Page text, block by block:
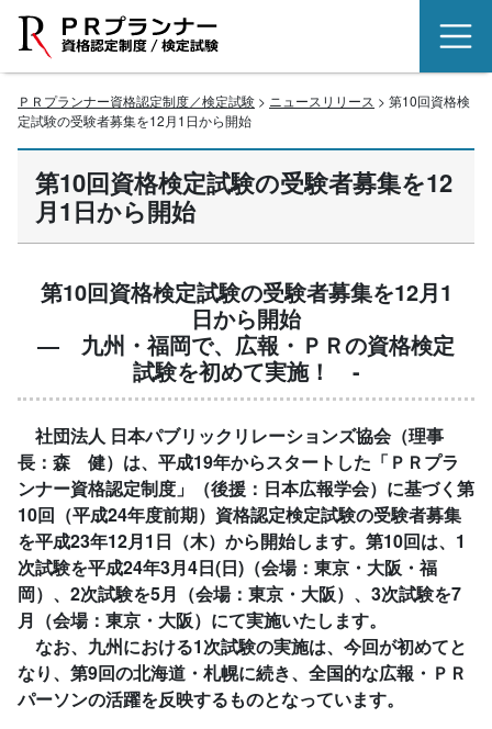
ＰＲプランナー資格認定制度／検定試験 > ニュースリリース > 第10回資格検
定試験の受験者募集を12月1日から開始
第10回資格検定試験の受験者募集を12
月1日から開始
第10回資格検定試験の受験者募集を12月1
日から開始
― 九州・福岡で、広報・ＰＲの資格検定
試験を初めて実施！ -
社団法人 日本パブリックリレーションズ協会（理事
長：森 健）は、平成19年からスタートした「ＰＲプラ
ンナー資格認定制度」（後援：日本広報学会）に基づく第
10回（平成24年度前期）資格認定検定試験の受験者募集
を平成23年12月1日（木）から開始します。第10回は、1
次試験を平成24年3月4日(日)（会場：東京・大阪・福
岡）、2次試験を5月（会場：東京・大阪）、3次試験を7
月（会場：東京・大阪）にて実施いたします。
なお、九州における1次試験の実施は、今回が初めてと
なり、第9回の北海道・札幌に続き、全国的な広報・ＰＲ
パーソンの活躍を反映するものとなっています。